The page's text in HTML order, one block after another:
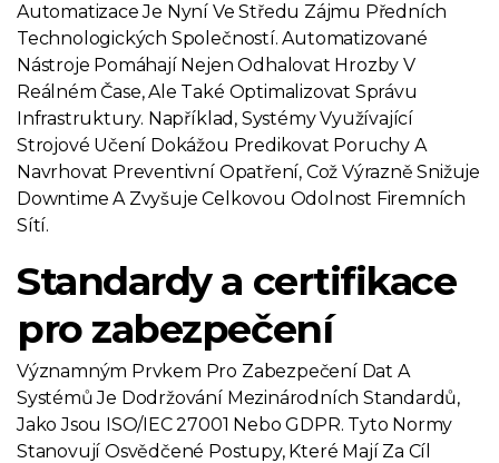
Automatizace Je Nyní Ve Středu Zájmu Předních
Technologických Společností. Automatizované
Nástroje Pomáhají Nejen Odhalovat Hrozby V
Reálném Čase, Ale Také Optimalizovat Správu
Infrastruktury. Například, Systémy Využívající
Strojové Učení Dokážou Predikovat Poruchy A
Navrhovat Preventivní Opatření, Což Výrazně Snižuje
Downtime A Zvyšuje Celkovou Odolnost Firemních
Sítí.
Standardy a certifikace
pro zabezpečení
Významným Prvkem Pro Zabezpečení Dat A
Systémů Je Dodržování Mezinárodních Standardů,
Jako Jsou ISO/IEC 27001 Nebo GDPR. Tyto Normy
Stanovují Osvědčené Postupy, Které Mají Za Cíl